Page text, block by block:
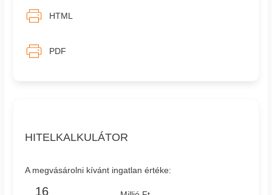
HITELKALKULÁTOR
A megvásárolni kívánt ingatlan értéke:
HTML
PDF